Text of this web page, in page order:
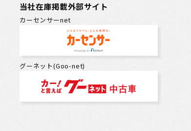
当社在庫掲載外部サイト
カーセンサーnet
グーネット(Goo-net)